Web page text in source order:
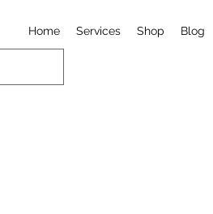
Home Services Shop Blog